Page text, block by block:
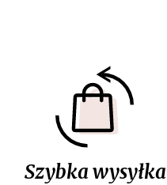
Szybka wysyłka